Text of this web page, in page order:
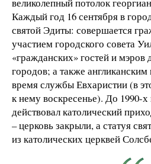
Каждый год 16 сентября в
святой Эдиты: совершается
участием городского совета
«гражданских» гостей и мэров
городов; а также
время службы Евхаристии (в
к нему воскресенье). До 1990-х
действовал католический
– церковь закрыли, а статуя
из католических церквей